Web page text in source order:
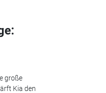
große
Kia den